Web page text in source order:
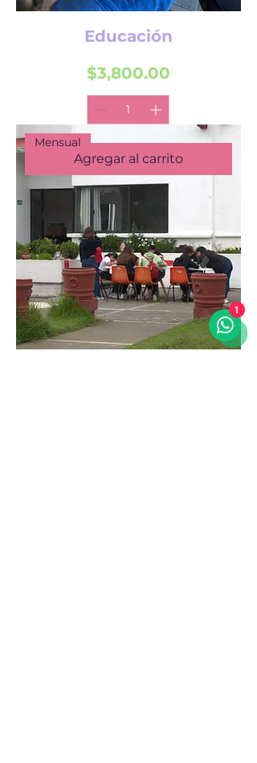
1
Educación
Precio
$3,800.00
Agregar al carrito
Mensual